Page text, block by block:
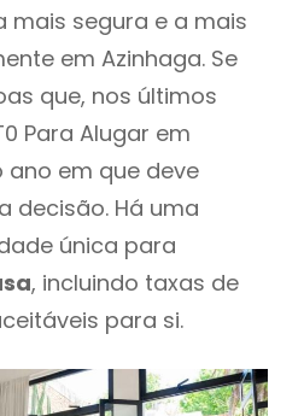
mais segura e a mais
em Azinhaga. Se
que, nos últimos
Para Alugar em
ano em que deve
decisão. Há uma
única para
, incluindo taxas de
para si.